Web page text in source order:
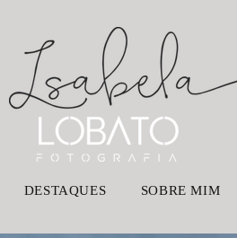
DESTAQUES SOBRE MIM